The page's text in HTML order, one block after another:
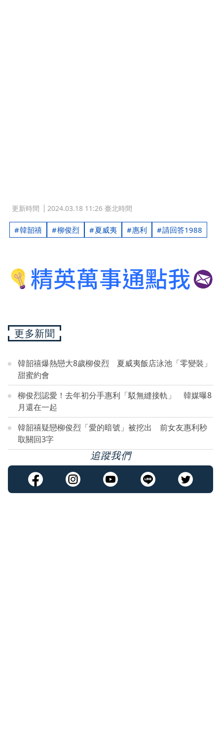
更新時間 2024.03.18 11:26 臺北時間
韓韶禧 柳俊烈 夏威夷 惠利 請回答1988
更多新聞
韓韶禧爆熱戀大8歲柳俊烈 夏威夷飯店泳池「零變裝」
甜蜜約會
柳俊烈認愛！去年初分手惠利「駁無縫接軌」 韓媒曝8
月還在一起
韓韶禧疑戀柳俊烈「愛的暗號」被挖出 前女友惠利秒
取關回3字
追蹤我們